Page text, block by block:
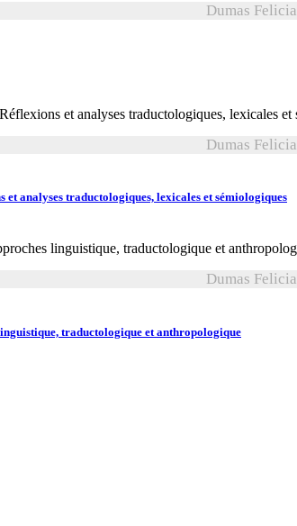
Dumas Felicia
Dumas Felicia
analyses traductologiques, lexicales et sémiologiques
Dumas Felicia
traductologique et anthropologique